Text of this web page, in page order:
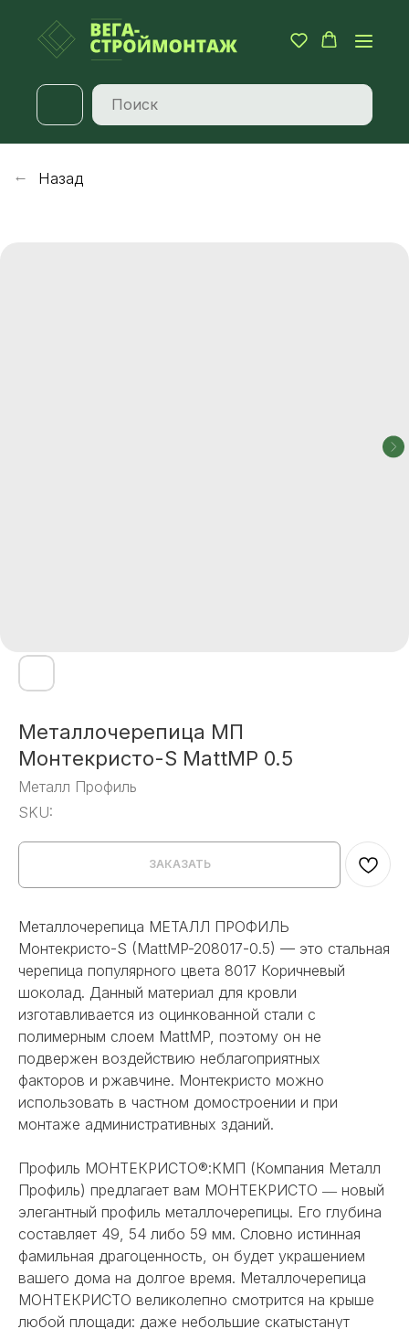
Назад
Металлочерепица МП
Монтекристо-S MattMP 0.5
Металл Профиль
SKU:
ЗАКАЗАТЬ
Металлочерепица МЕТАЛЛ ПРОФИЛЬ
Монтекристо-S (MattMP-208017-0.5) — это стальная
черепица популярного цвета 8017 Коричневый
шоколад. Данный материал для кровли
изготавливается из оцинкованной стали с
полимерным слоем MattMP, поэтому он не
подвержен воздействию неблагоприятных
факторов и ржавчине. Монтекристо можно
использовать в частном домостроении и при
монтаже административных зданий.
Профиль МОНТЕКРИСТО®:КМП (Компания Металл
Профиль) предлагает вам МОНТЕКРИСТО ― новый
элегантный профиль металлочерепицы. Его глубина
составляет 49, 54 либо 59 мм. Словно истинная
фамильная драгоценность, он будет украшением
вашего дома на долгое время. Металлочерепица
МОНТЕКРИСТО великолепно смотрится на крыше
любой площади: даже небольшие скатыстанут